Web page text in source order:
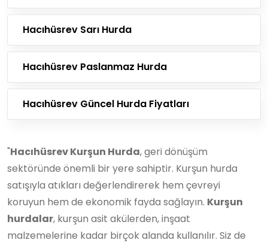
Hacıhüsrev Sarı Hurda
Hacıhüsrev Paslanmaz Hurda
Hacıhüsrev Güncel Hurda Fiyatları
"Hacıhüsrev Kurşun Hurda, geri dönüşüm
sektöründe önemli bir yere sahiptir. Kurşun hurda
satışıyla atıkları değerlendirerek hem çevreyi
koruyun hem de ekonomik fayda sağlayın. Kurşun
hurdalar, kurşun asit akülerden, inşaat
malzemelerine kadar birçok alanda kullanılır. Siz de